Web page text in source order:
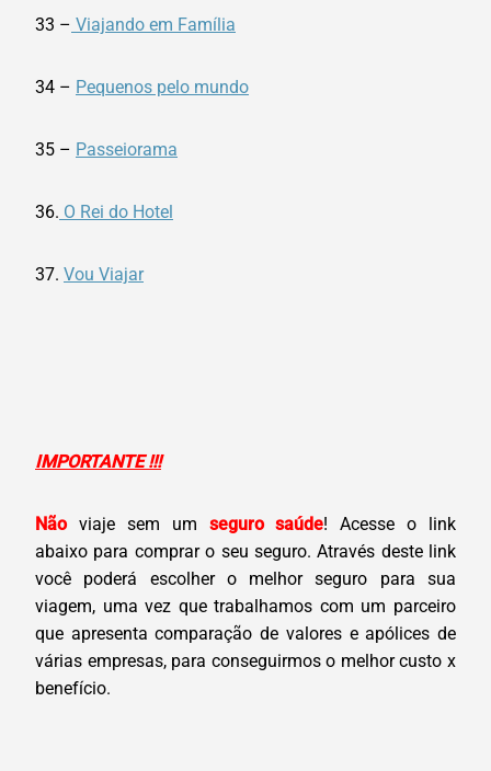
33 – Viajando em Família
34 – Pequenos pelo mundo
35 – Passeiorama
36. O Rei do Hotel
37. Vou Viajar
IMPORTANTE !!!
Não viaje sem um seguro saúde! Acesse o link
abaixo para comprar o seu seguro. Através deste link
você poderá escolher o melhor seguro para sua
viagem, uma vez que trabalhamos com um parceiro
que apresenta comparação de valores e apólices de
várias empresas, para conseguirmos o melhor custo x
benefício.